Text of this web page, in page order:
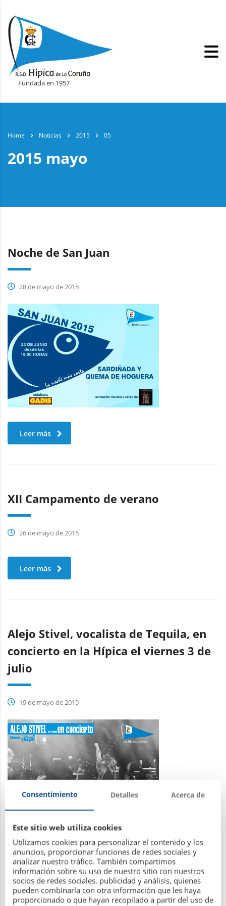
Fundada en 1957
Home Noticias 2015 05
2015 mayo
Noche de San Juan
28 de mayo de 2015
Leer más
XII Campamento de verano
26 de mayo de 2015
Leer más
Alejo Stivel, vocalista de Tequila, en
concierto en la Hípica el viernes 3 de
julio
19 de mayo de 2015
Leer más
Consentimiento Detalles Acerca de
Este sitio web utiliza cookies
Utilizamos cookies para personalizar el contenido y los
anuncios, proporcionar funciones de redes sociales y
analizar nuestro tráfico. También compartimos
información sobre su uso de nuestro sitio con nuestros
socios de redes sociales, publicidad y análisis, quienes
pueden combinarla con otra información que les haya
proporcionado o que hayan recopilado a partir del uso de